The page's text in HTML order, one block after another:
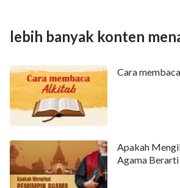
lebih banyak konten
Cara
Apakah
Agama